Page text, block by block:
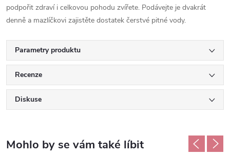
podpořit zdraví i celkovou pohodu zvířete. Podávejte je dvakrát
denně a mazlíčkovi zajistěte dostatek čerstvé pitné vody.
Parametry produktu
Recenze
Diskuse